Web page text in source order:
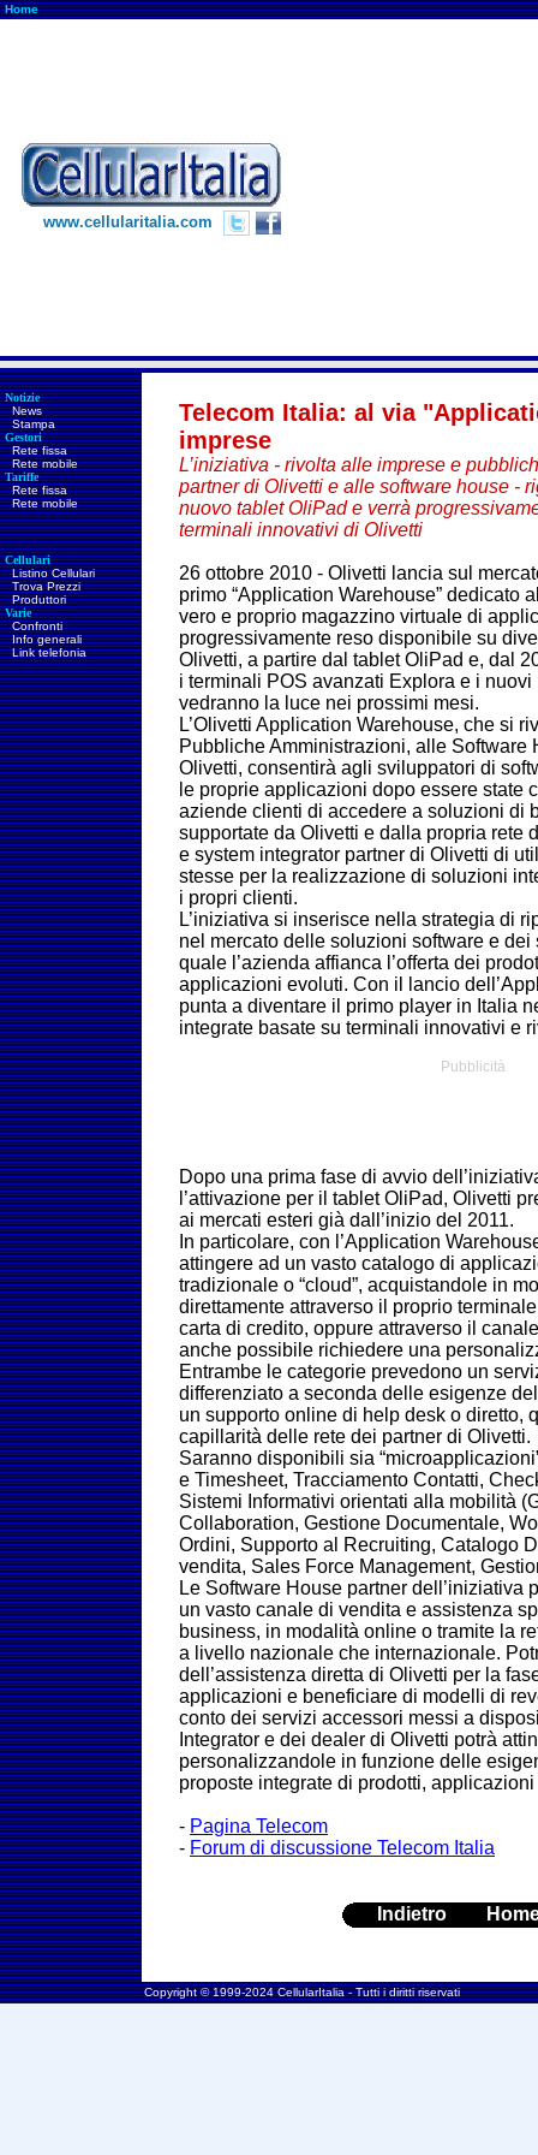
Home
www.cellularitalia.com
Notizie
News
Stampa
Gestori
Rete fissa
Rete mobile
Tariffe
Rete fissa
Rete mobile
Cellulari
Listino Cellulari
Trova Prezzi
Produttori
Varie
Confronti
Info generali
Link telefonia
Telecom Italia: al via
imprese
L’iniziativa - rivolta alle imprese e
partner di Olivetti e alle software house -
nuovo tablet OliPad e verrà
terminali innovativi di Olivetti
26 ottobre 2010 - Olivetti lancia sul
primo “Application Warehouse” dedicato
vero e proprio magazzino virtuale di
progressivamente reso disponibile su
Olivetti, a partire dal tablet OliPad e, dal
i terminali POS avanzati Explora e i
vedranno la luce nei prossimi mesi.
L’Olivetti Application Warehouse, che si
Pubbliche Amministrazioni, alle Software
Olivetti, consentirà agli sviluppatori di
le proprie applicazioni dopo essere state
aziende clienti di accedere a soluzioni di
supportate da Olivetti e dalla propria rete
e system integrator partner di Olivetti di
stesse per la realizzazione di soluzioni
i propri clienti.
L’iniziativa si inserisce nella strategia di
nel mercato delle soluzioni software e dei
quale l’azienda affianca l’offerta dei
applicazioni evoluti. Con il lancio
punta a diventare il primo player in Italia
integrate basate su terminali innovativi e
Pubblicità
Dopo una prima fase di avvio
l’attivazione per il tablet OliPad, Olivetti
ai mercati esteri già dall’inizio del 2011.
In particolare, con l’Application
attingere ad un vasto catalogo di
tradizionale o “cloud”, acquistandole in
direttamente attraverso il proprio
carta di credito, oppure attraverso il
anche possibile richiedere una
Entrambe le categorie prevedono un
differenziato a seconda delle esigenze
un supporto online di help desk o diretto,
capillarità delle rete dei partner di Olivetti.
Saranno disponibili sia
e Timesheet, Tracciamento Contatti,
Sistemi Informativi orientati alla mobilità
Collaboration, Gestione Documentale,
Ordini, Supporto al Recruiting, Catalogo
vendita, Sales Force Management,
Le Software House partner dell’iniziativa
un vasto canale di vendita e assistenza
business, in modalità online o tramite la
a livello nazionale che internazionale.
dell’assistenza diretta di Olivetti per la
applicazioni e beneficiare di modelli di
conto dei servizi accessori messi a
Integrator e dei dealer di Olivetti potrà
personalizzandole in funzione delle
proposte integrate di prodotti,
- Pagina Telecom
- Forum di discussione Telecom Italia
Indietro
Copyright © 1999-2024 CellularItalia - Tutti i diritti riservati